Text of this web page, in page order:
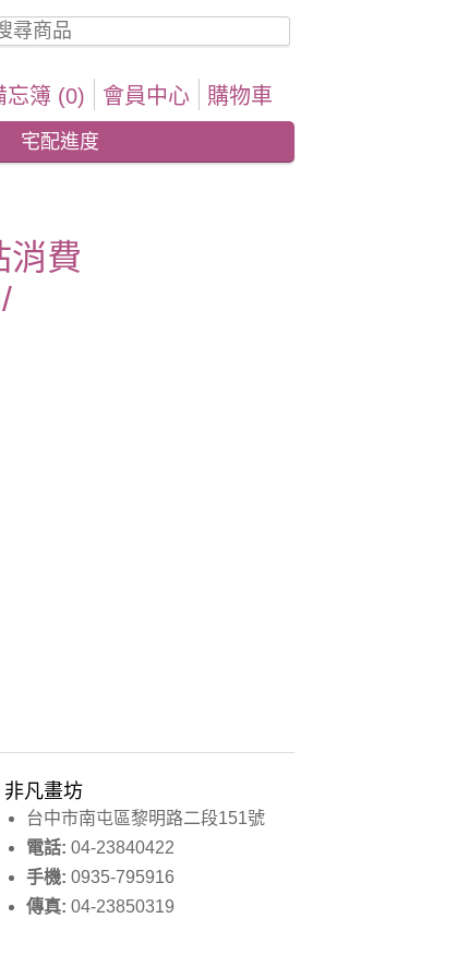
忘簿 (0) 會員中心 購物車
宅配進度
消費
非凡畫坊
台中市南屯區黎明路二段151號
電話: 04-23840422
手機: 0935-795916
傳真: 04-23850319